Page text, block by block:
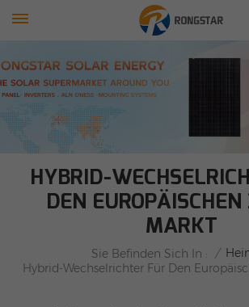
HYBRID-
DEN
MARKT
Sie Befinden Sich In : /
Hybrid-Wechselrichter Für Den